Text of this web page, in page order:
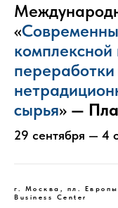
«
комплексной
сырья» —
29 сентября — 4
г. Москва, пл.
Business Center